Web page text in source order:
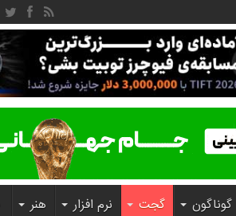
گوناگون گجت نرم افزار هنر